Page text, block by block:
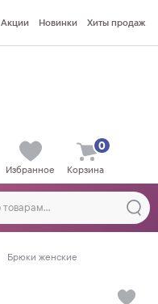
Акции Новинки Хиты продаж
Избранное Корзина
0
Брюки женские